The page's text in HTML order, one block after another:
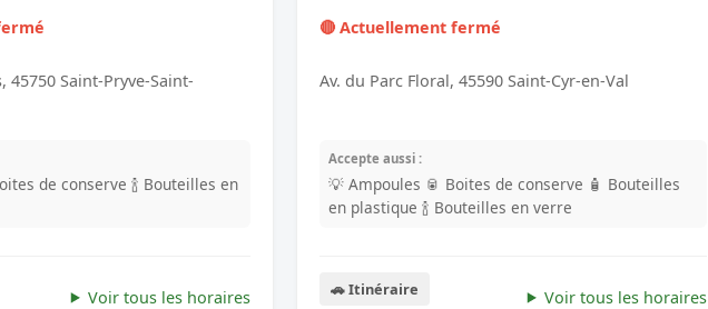
45750 Saint-Pryve-Saint-
de conserve 🍾 Bouteilles en
Voir tous les horaires
🔴 Actuellement fermé
Av. du Parc Floral, 45590 Saint-Cyr-en-Val
Accepte aussi :
💡 Ampoules 🥫 Boites de conserve 🧴 Bouteilles
en plastique 🍾 Bouteilles en verre
🚗 Itinéraire Voir tous les horaires